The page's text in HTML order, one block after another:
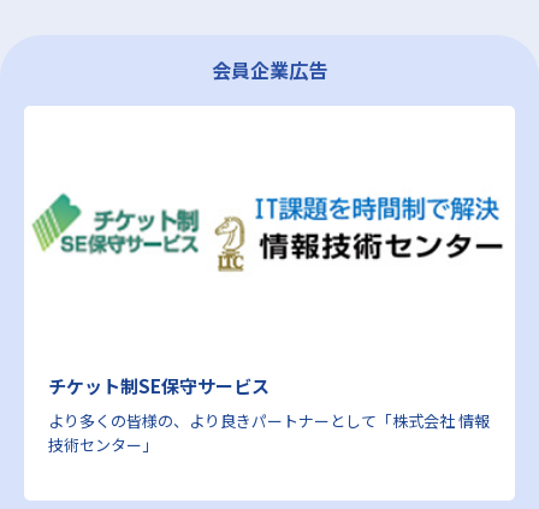
会員企業広告
チケット制SE保守サービス
より多くの皆様の、より良きパートナーとして「株式会社 情報
技術センター」